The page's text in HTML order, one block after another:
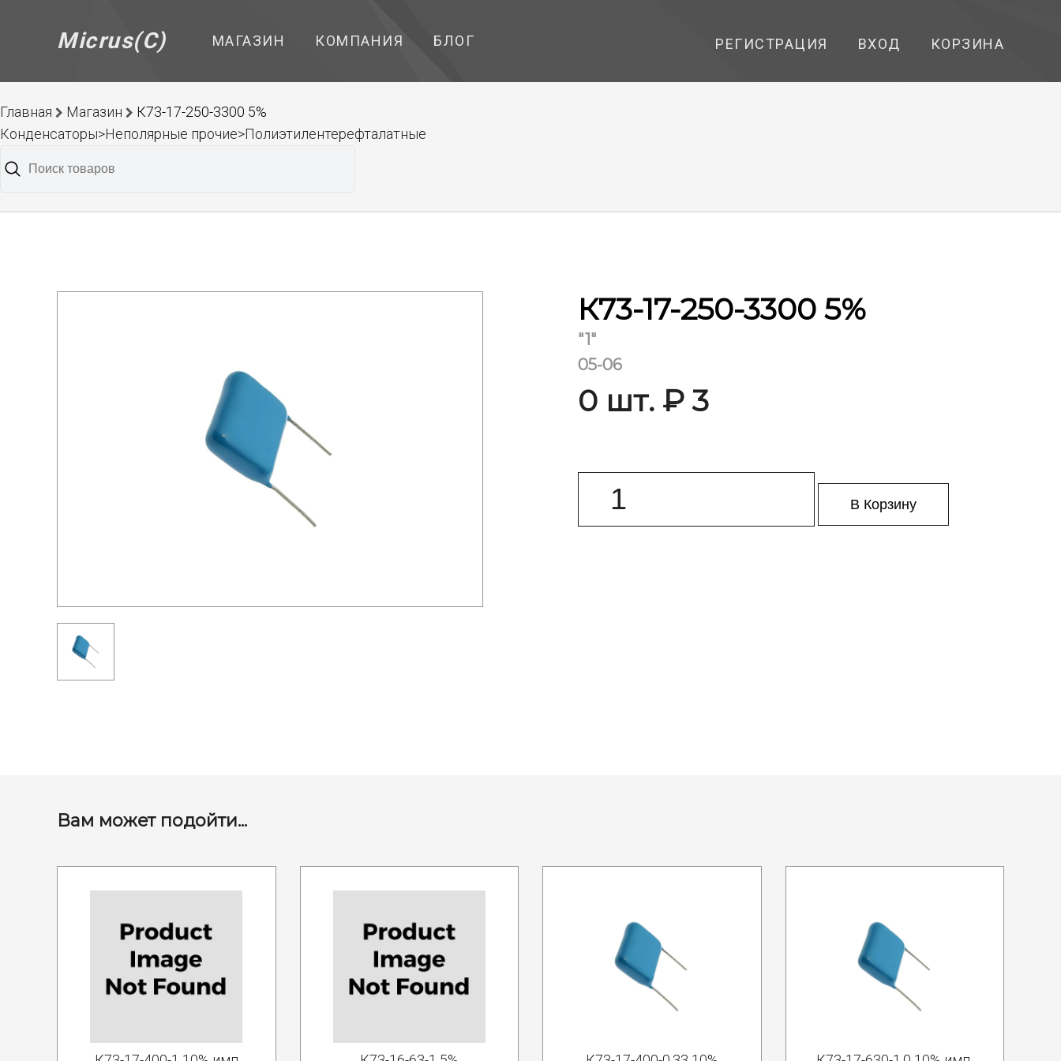
Micrus(C) МАГАЗИН КОМПАНИЯ БЛОГ РЕГИСТРАЦИЯ ВХОД КОРЗИНА
Главная Магазин
К73-17-250-3300 5%
Конденсаторы>Неполярные прочие>Полиэтилентерефталатные
К73-17-250-3300 5%
"1"
05-06
0 шт. ₽ 3
В Корзину
Вам может подойти...